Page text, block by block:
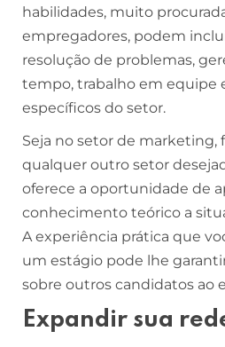
habilidades, muito
empregadores, podem
resolução de problemas,
tempo, trabalho em equipe
específicos do setor.
Seja no setor de marketing,
qualquer outro setor
oferece a oportunidade de
conhecimento teórico a
A experiência prática que
um estágio pode lhe
sobre outros candidatos ao
Expandir sua